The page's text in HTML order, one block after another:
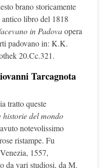
brano storicamente
libro del 1818
in Padovaopera
padovano in: K.K.
20.Cc.321.
Tarcagnota
tratto queste
historie del mondo
notevolissimo
ristampe. Fu
1557,
da vari studiosi, da M.